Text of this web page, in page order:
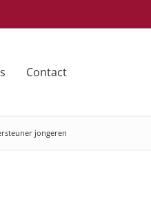
Contact
jongeren